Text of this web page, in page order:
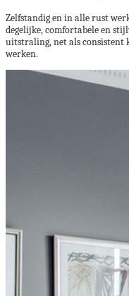
Zelfstandig en in alle rust
degelijke, comfortabele en
uitstraling, net als consistent
werken.